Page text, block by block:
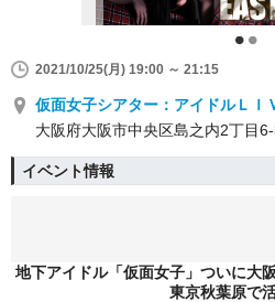
2021/10/25(月) 19:00 ～ 21:15
仮面女子シアター：アイドルＬＩ
大阪府大阪市中央区島之内2丁目
イベント情報
地下アイドル「仮面女子」ついに大
東京秋葉原で